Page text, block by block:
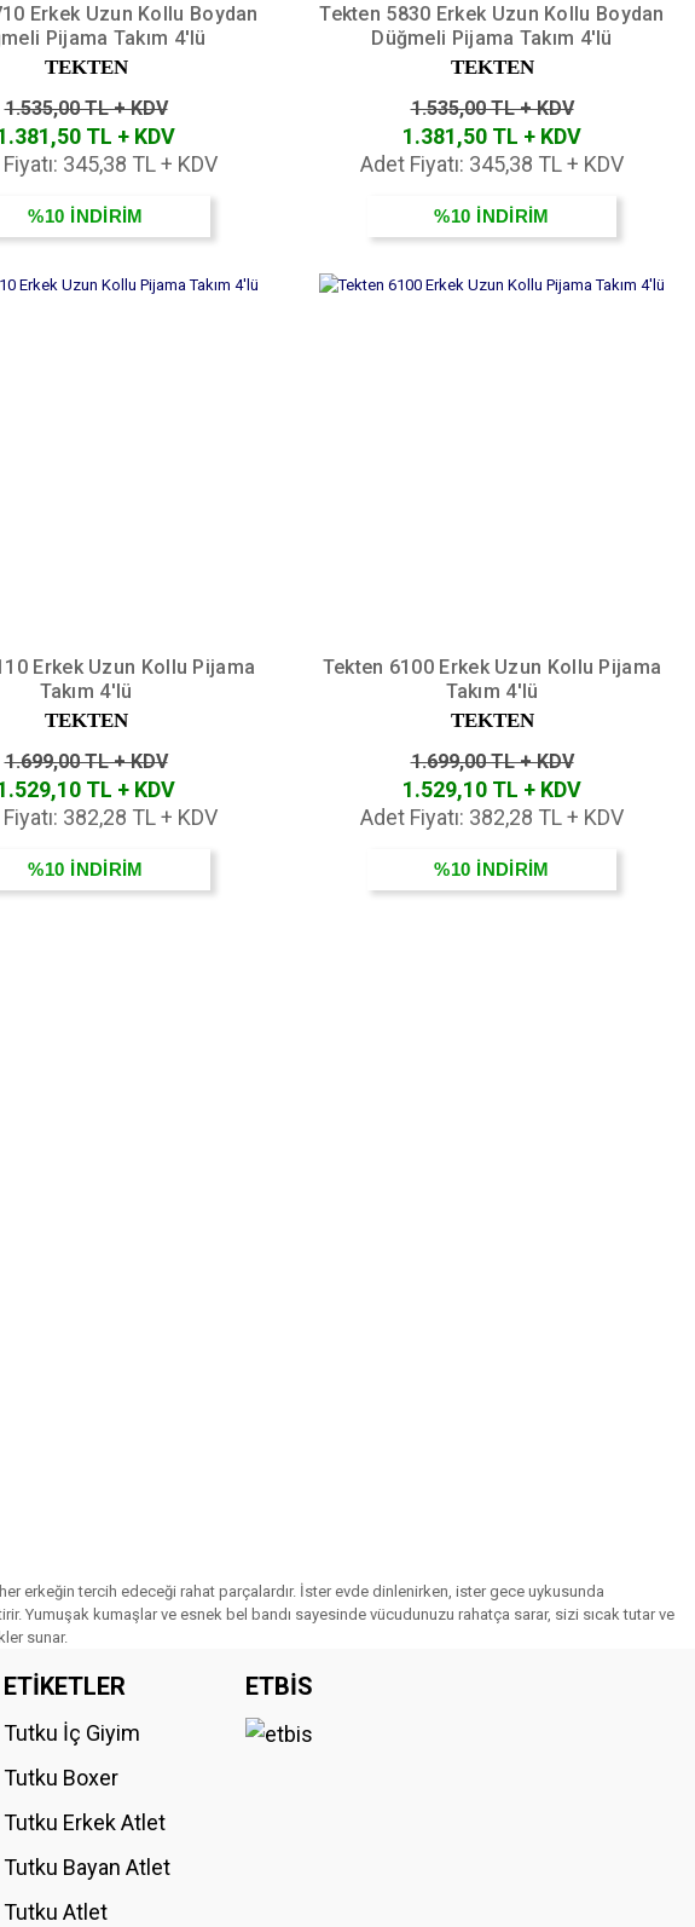
Erkek Uzun Kollu Boydan
Pijama Takım 4'lü
TEKTEN
1.535,00 TL + KDV
TL + KDV
345,38 TL + KDV
%10 İNDİRİM
Tekten 5830 Erkek Uzun Kollu Boydan
Düğmeli Pijama Takım 4'lü
TEKTEN
1.535,00 TL + KDV
1.381,50 TL + KDV
Adet Fiyatı: 345,38 TL + KDV
%10 İNDİRİM
Erkek Uzun Kollu Pijama
Takım 4'lü
TEKTEN
1.699,00 TL + KDV
TL + KDV
382,28 TL + KDV
%10 İNDİRİM
Tekten 6100 Erkek Uzun Kollu Pijama
Takım 4'lü
TEKTEN
1.699,00 TL + KDV
1.529,10 TL + KDV
Adet Fiyatı: 382,28 TL + KDV
%10 İNDİRİM
erkeğin tercih edeceği rahat parçalardır. İster evde dinlenirken, ister gece uykusunda
Yumuşak kumaşlar ve esnek bel bandı sayesinde vücudunuzu rahatça sarar, sizi sıcak tutar ve
sunar.
ETİKETLER
Tutku İç Giyim
Tutku Boxer
Tutku Erkek Atlet
Tutku Bayan Atlet
Tutku Atlet
ETBİS